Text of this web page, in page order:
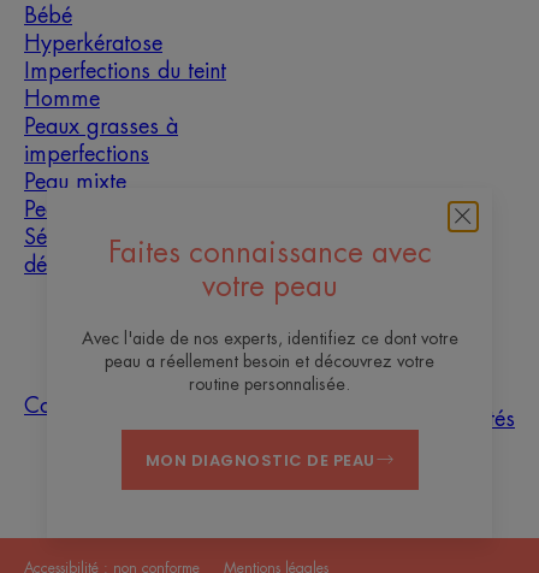
Faites connaissance avec
votre peau
Avec l'aide de nos experts, identifiez ce dont votre
peau a réellement besoin et découvrez votre
routine personnalisée.
MON DIAGNOSTIC DE PEAU
Bébé
Hyperkératose
Imperfections du teint
Homme
Peaux grasses à
imperfections
Peau mixte
Peau sèche
Sécheresse et
déshydratation
À propos
Contact
Questions
Tri des
Les sites des
Pierre Fabre
actualités
Accessibilité : non conforme Mentions légales